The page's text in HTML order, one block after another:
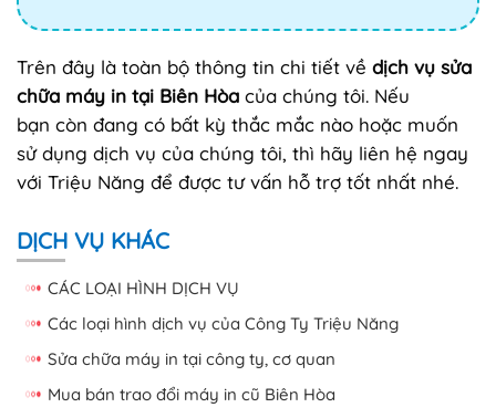
Trên đây là toàn bộ thông tin chi tiết về dịch vụ sửa
chữa máy in tại Biên Hòa của chúng tôi. Nếu
bạn còn đang có bất kỳ thắc mắc nào hoặc muốn
sử dụng dịch vụ của chúng tôi, thì hãy liên hệ ngay
với Triệu Năng để được tư vấn hỗ trợ tốt nhất nhé.
DỊCH VỤ KHÁC
CÁC LOẠI HÌNH DỊCH VỤ
Các loại hình dịch vụ của Công Ty Triệu Năng
Sửa chữa máy in tại công ty, cơ quan
Mua bán trao đổi máy in cũ Biên Hòa